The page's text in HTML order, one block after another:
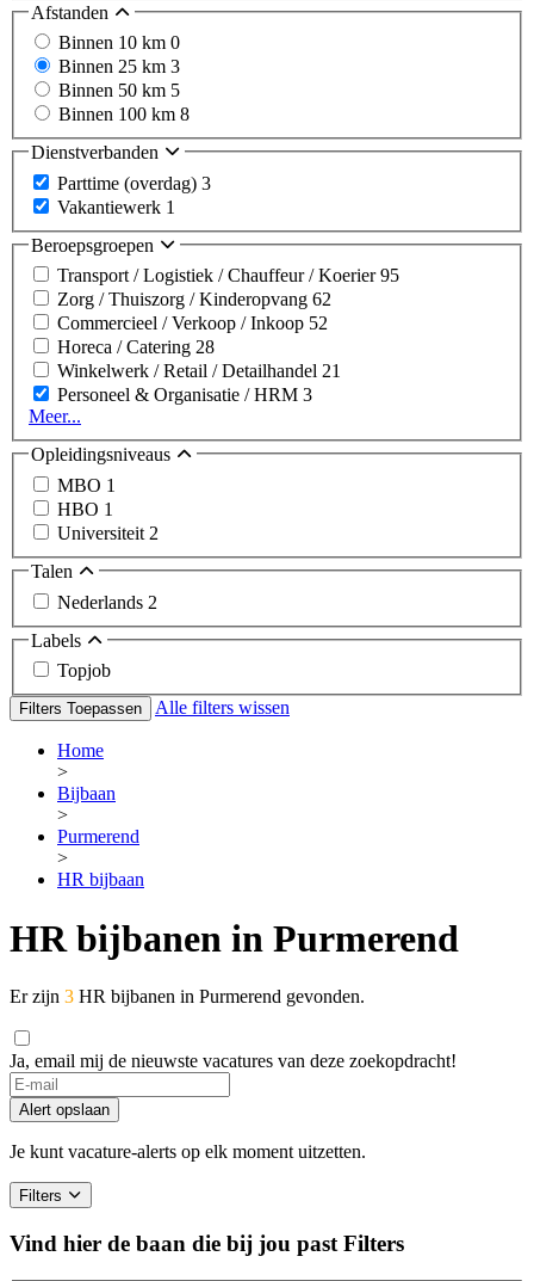
Afstanden
Binnen 10 km 0
Binnen 25 km 3
Binnen 50 km 5
Binnen 100 km 8
Dienstverbanden
Parttime (overdag) 3
Vakantiewerk 1
Beroepsgroepen
Transport / Logistiek / Chauffeur / Koerier95
Zorg / Thuiszorg / Kinderopvang 62
Commercieel / Verkoop / Inkoop 52
Horeca / Catering 28
Winkelwerk / Retail / Detailhandel 21
Personeel & Organisatie / HRM 3
Meer...
Opleidingsniveaus
MBO 1
HBO 1
Universiteit 2
Talen
Nederlands 2
Labels
Topjob
Filters Toepassen Alle filters wissen
Home
>
Bijbaan
>
Purmerend
>
HR bijbaan
HR bijbanen in Purmerend
Er zijn 3 HR bijbanen in Purmerend gevonden.
Ja, email mij de nieuwste vacatures van deze zoekopdracht!
Alert opslaan
Je kunt vacature-alerts op elk moment uitzetten.
Filters
Vind hier de baan die bij jou past Filters